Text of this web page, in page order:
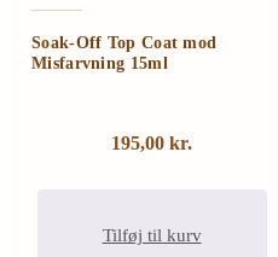
Soak-Off Top Coat mod
Misfarvning 15ml
195,00 kr.
Tilføj til kurv